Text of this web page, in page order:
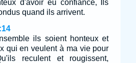
d'avoir eu confiance, Ils
quand ils arrivent.
ils soient honteux et
qui en veulent à ma vie pour
reculent et rougissent,